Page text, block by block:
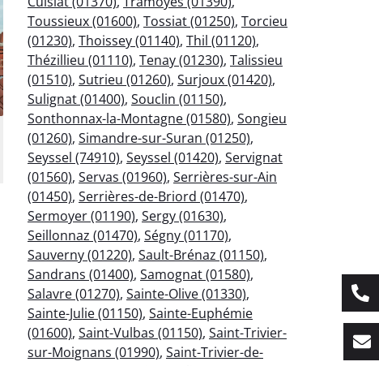
Toussieux (01600), Tossiat (01250), Torcieu
(01230), Thoissey (01140), Thil (01120),
Thézillieu (01110), Tenay (01230), Talissieu
(01510), Sutrieu (01260), Surjoux (01420),
Sulignat (01400), Souclin (01150),
Sonthonnax-la-Montagne (01580), Songieu
(01260), Simandre-sur-Suran (01250),
Seyssel (74910), Seyssel (01420), Servignat
(01560), Servas (01960), Serrières-sur-Ain
(01450), Serrières-de-Briord (01470),
Sermoyer (01190), Sergy (01630),
Seillonnaz (01470), Ségny (01170),
Sauverny (01220), Sault-Brénaz (01150),
Sandrans (01400), Samognat (01580),
Salavre (01270), Sainte-Olive (01330),
Sainte-Julie (01150), Sainte-Euphémie
(01600), Saint-Vulbas (01150), Saint-Trivier-
sur-Moignans (01990), Saint-Trivier-de-